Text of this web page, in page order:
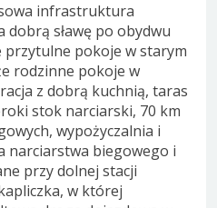
infrastruktura
dobrą sławę po obydwu
przytulne pokoje w starym
rodzinne pokoje w
z dobrą kuchnią, taras
stok narciarski, 70 km
wypożyczalnia i
narciarstwa biegowego i
przy dolnej stacji
w której